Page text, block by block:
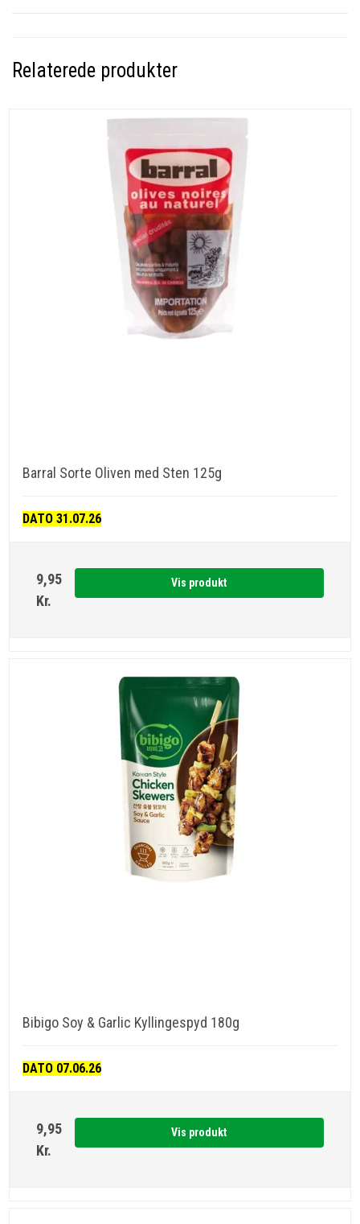
Relaterede produkter
Barral Sorte Oliven med Sten 125g
DATO 31.07.26
9,95
Kr.
Vis produkt
Bibigo Soy & Garlic Kyllingespyd 180g
DATO 07.06.26
9,95
Kr.
Vis produkt